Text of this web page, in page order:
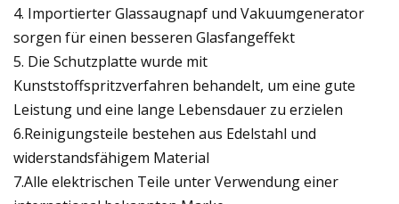
4. Importierter Glassaugnapf und Vakuumgenerator
sorgen für einen besseren Glasfangeffekt
5. Die Schutzplatte wurde mit
Kunststoffspritzverfahren behandelt, um eine gute
Leistung und eine lange Lebensdauer zu erzielen
6.Reinigungsteile bestehen aus Edelstahl und
widerstandsfähigem Material
7.Alle elektrischen Teile unter Verwendung einer